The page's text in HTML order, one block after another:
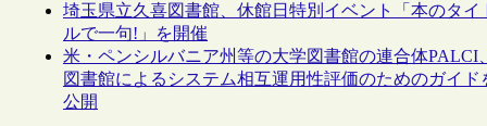
埼玉県立久喜図書館、休館日特別イベント「本のタイ
ルで一句!」を開催
米・ペンシルバニア州等の大学図書館の連合体PALCI、
図書館によるシステム相互運用性評価のためのガイド
公開